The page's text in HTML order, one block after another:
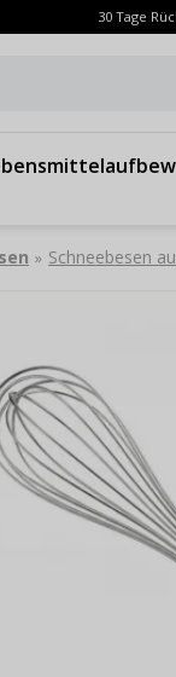
30 Tage
» Schneebesen